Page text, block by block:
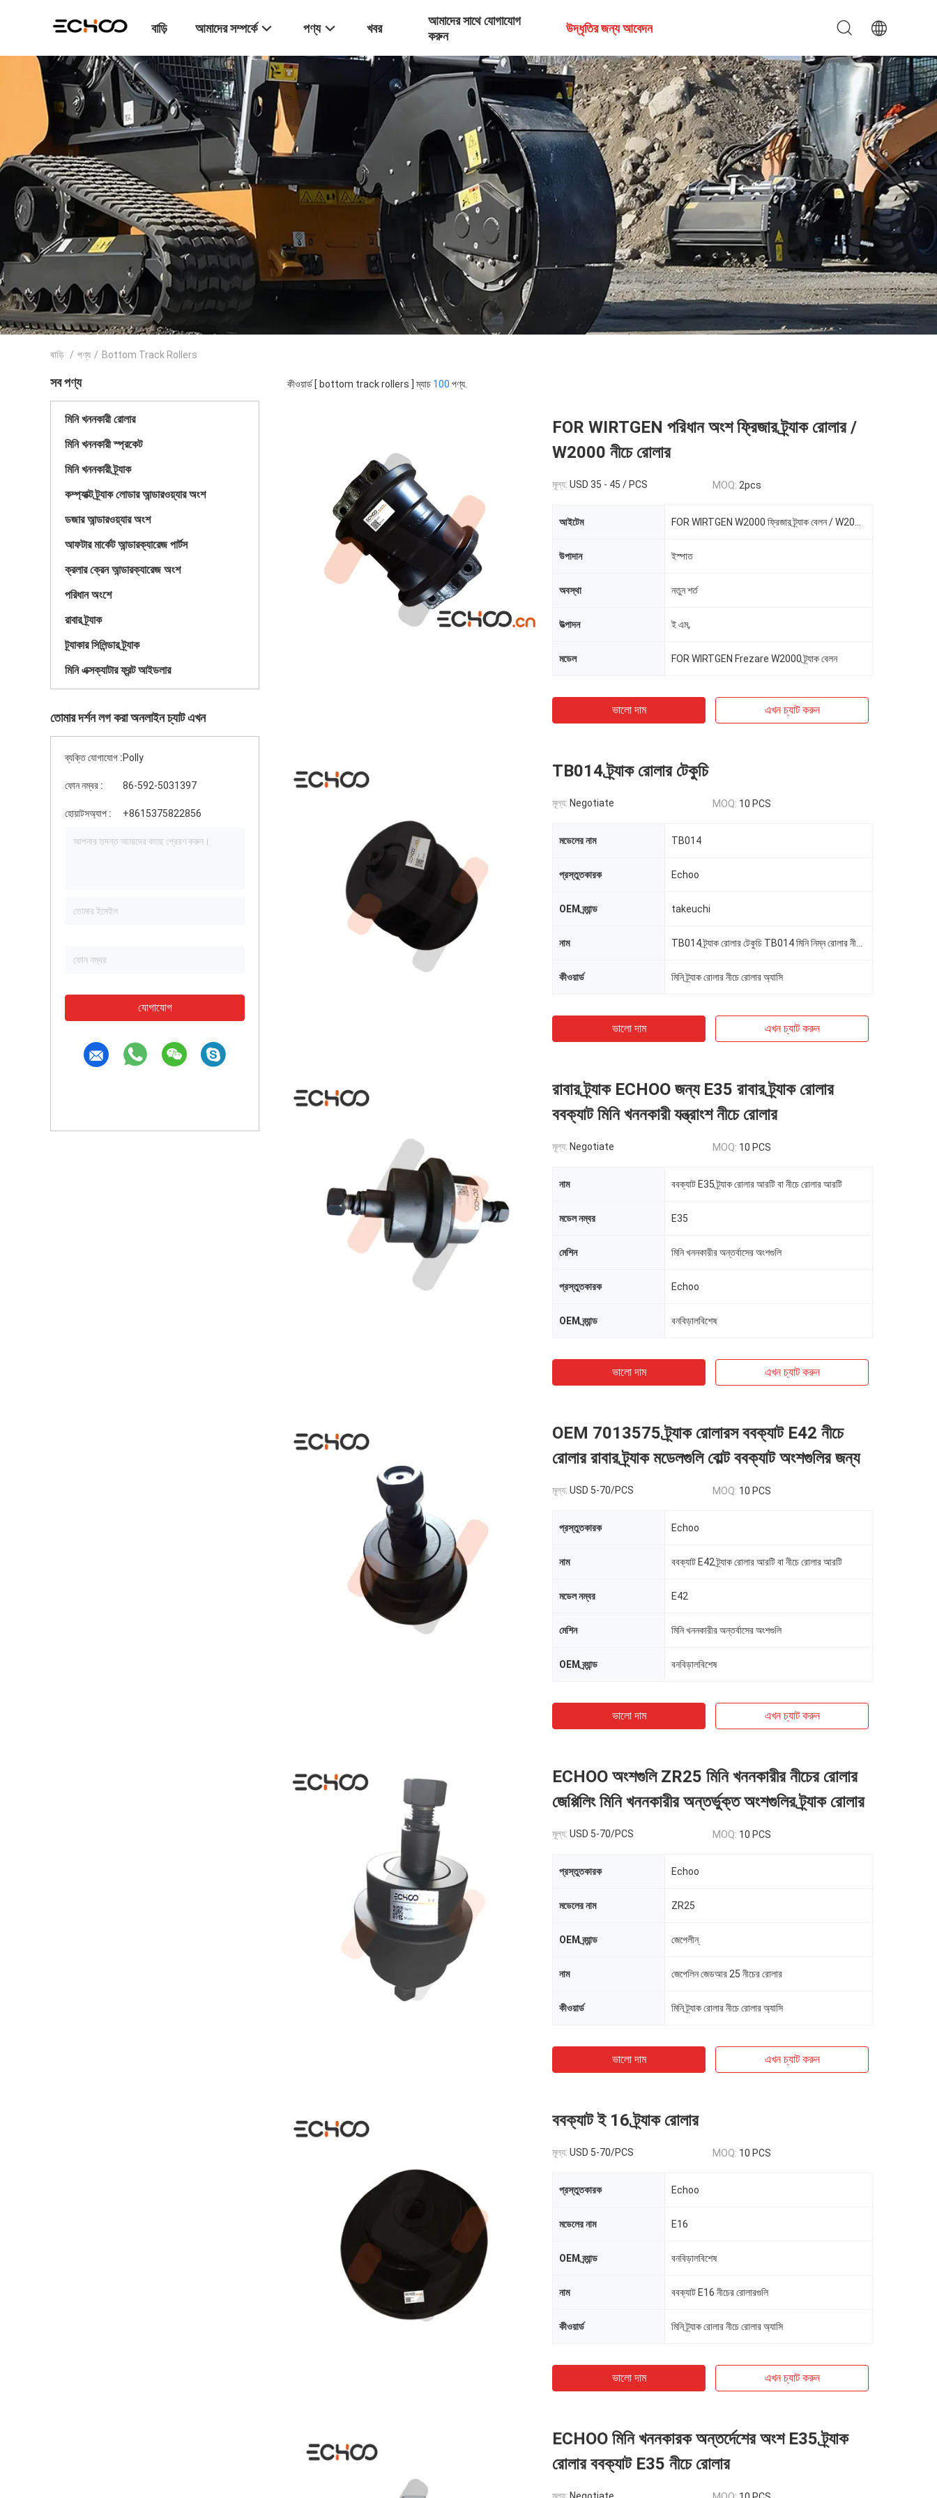
বাড়ি আমাদের সম্পর্কে পণ্য খবর
আমাদের সাথে যোগাযোগ
করুন
উদ্ধৃতির জন্য আবেদন
বাড়ি / পণ্য / Bottom Track Rollers
সব পণ্য
মিনি খননকারী রোলার
মিনি খননকারী স্প্রকেট
মিনি খননকারী ট্র্যাক
কম্প্যাক্ট ট্র্যাক লোডার আন্ডারওয়্যার অংশ
ডজার আন্ডারওয়্যার অংশ
আফটার মার্কেট আন্ডারক্যারেজ পার্টস
ক্রলার ক্রেন আন্ডারক্যারেজ অংশ
পরিধান অংশে
রাবার ট্র্যাক
ট্র্যাকার সিলিন্ডার ট্র্যাক
মিনি এক্সক্যাটার ফ্রন্ট আইডলার
তোমার দর্শন লগ করা অনলাইন চ্যাট এখন
ব্যক্তি যোগাযোগ :Polly
ফোন নম্বর : 86-592-5031397
হোয়াটসঅ্যাপ : +8615375822856
যোগাযোগ
কীওয়ার্ড [ bottom track rollers ] ম্যাচ 100 পণ্য.
FOR WIRTGEN পরিধান অংশ ফ্রিজার ট্র্যাক রোলার /
W2000 নীচে রোলার
মূল্য: USD 35 - 45 / PCS MOQ: 2pcs
আইটেম
উপাদান ইস্পাত
অবস্থা নতুন শর্ত
উত্পাদন ই এম,
মডেল FOR WIRTGEN Frezare W2000 ট্র্যাক বেলন
ভালো দাম এখন চ্যাট করুন
TB014 ট্র্যাক রোলার টেকুচি
মূল্য: Negotiate MOQ: 10 PCS
মডেলের নাম TB014
প্রস্তুতকারক Echoo
OEM ব্র্যান্ড takeuchi
নাম
কীওয়ার্ড মিনি ট্র্যাক রোলার নীচে রোলার অ্যাসি
ভালো দাম এখন চ্যাট করুন
রাবার ট্র্যাক ECHOO জন্য E35 রাবার ট্র্যাক রোলার
ববক্যাট মিনি খননকারী যন্ত্রাংশ নীচে রোলার
মূল্য: Negotiate MOQ: 10 PCS
নাম ববক্যাট E35 ট্র্যাক রোলার আরটি বা নীচে রোলার আরটি
মডেল নম্বর E35
মেশিন মিনি খননকারীর অন্তর্বাসের অংশগুলি
প্রস্তুতকারক Echoo
OEM ব্র্যান্ড বনবিড়ালবিশেষ
ভালো দাম এখন চ্যাট করুন
OEM 7013575 ট্র্যাক রোলারস ববক্যাট E42 নীচে
রোলার রাবার ট্র্যাক মডেলগুলি বোল্ট ববক্যাট অংশগুলির জন্য
মূল্য: USD 5-70/PCS MOQ: 10 PCS
প্রস্তুতকারক Echoo
নাম ববক্যাট E42 ট্র্যাক রোলার আরটি বা নীচে রোলার আরটি
মডেল নম্বর E42
মেশিন মিনি খননকারীর অন্তর্বাসের অংশগুলি
OEM ব্র্যান্ড বনবিড়ালবিশেষ
ভালো দাম এখন চ্যাট করুন
ECHOO অংশগুলি ZR25 মিনি খননকারীর নীচের রোলার
জেপ্পিলিং মিনি খননকারীর অন্তর্ভুক্ত অংশগুলির ট্র্যাক রোলার
মূল্য: USD 5-70/PCS MOQ: 10 PCS
প্রস্তুতকারক Echoo
মডেলের নাম ZR25
OEM ব্র্যান্ড জেপেলীন্
নাম জেপেলিন জেডআর 25 নীচের রোলার
কীওয়ার্ড মিনি ট্র্যাক রোলার নীচে রোলার অ্যাসি
ভালো দাম এখন চ্যাট করুন
ববক্যাট ই 16 ট্র্যাক রোলার
মূল্য: USD 5-70/PCS MOQ: 10 PCS
প্রস্তুতকারক Echoo
মডেলের নাম E16
OEM ব্র্যান্ড বনবিড়ালবিশেষ
নাম ববক্যাট E16 নীচের রোলারগুলি
কীওয়ার্ড মিনি ট্র্যাক রোলার নীচে রোলার অ্যাসি
ভালো দাম এখন চ্যাট করুন
ECHOO মিনি খননকারক অন্তর্দেশের অংশ E35 ট্র্যাক
রোলার ববক্যাট E35 নীচে রোলার